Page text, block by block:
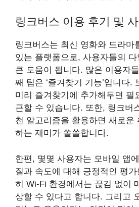
링크버스 이용 후기 및
링크버스는 최신 영화와 드라마
있는 플랫폼으로, 사용자들의
큰 도움이 됩니다. 많은 이용자
째 팁은 ‘즐겨찾기 기능’입니다.
미리 즐겨찾기에 추가해두면 필
근할 수 있습니다. 또한, 링크버
천 알고리즘을 활용하면 새로운
하는 재미가 쏠쏠합니다.
한편, 몇몇 사용자는 모바일 앱
질과 속도에 대해 긍정적인 평
히 Wi-Fi 환경에서는 끊김 없이
상할 수 있다고 합니다. 그리고